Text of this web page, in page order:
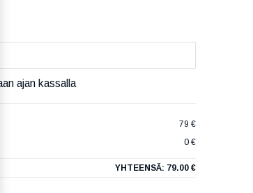
ajan kassalla
79 €
0 €
YHTEENSÄ: 79.00 €